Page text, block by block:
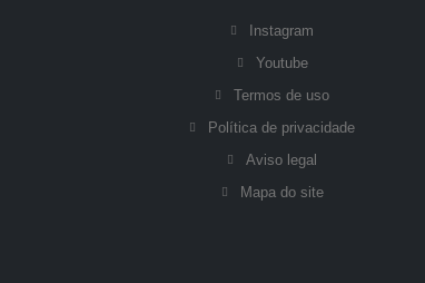
Instagram
Youtube
Termos de uso
Política de privacidade
Aviso legal
Mapa do site